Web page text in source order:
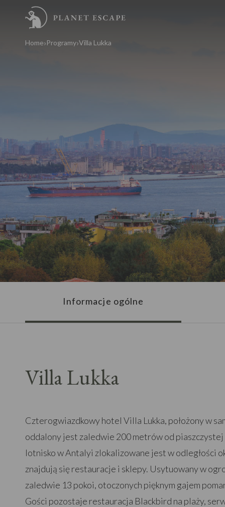
Home Programy Villa Lukka
Informacje ogólne
Villa Lukka
Czterogwiazdkowy hotel Villa Lukka, położony w
oddalony jest zaledwie 200 metrów od
lotnisko w Antalyi zlokalizowane jest w odległości
znajdują się restauracje i sklepy. Usytuowany w
zaledwie 13 pokoi, otoczonych pięknym gajem
Gości pozostaje restauracja Blackbird na plaży,